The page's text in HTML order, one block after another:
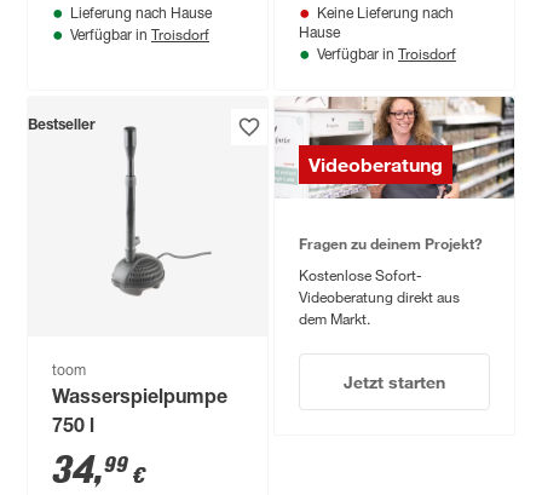
Lieferung nach Hause
Verfügbar in Troisdorf
Keine Lieferung nach
Hause
Verfügbar in Troisdorf
Bestseller
toom
Wasserspielpumpe
750 l
34,99 €
Videoberatung
Fragen zu deinem Projekt?
Kostenlose Sofort-
Videoberatung direkt aus
dem Markt.
Jetzt starten